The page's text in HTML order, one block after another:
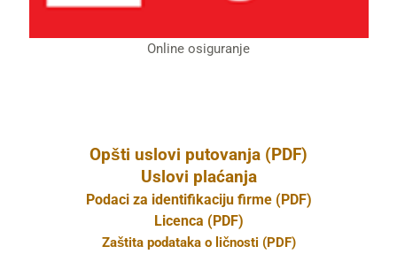
Online osiguranje
Opšti uslovi putovanja (PDF)
Uslovi plaćanja
Podaci za identifikaciju firme (PDF)
Licenca (PDF)
Zaštita podataka o ličnosti (PDF)